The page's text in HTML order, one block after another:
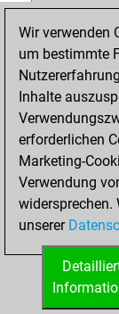
Matt auf
Bauer
Erstickte
Türme auf
STARTSEITE
Wir verwenden
um bestimmte
Inhalte
erforderlichen
Marketing-
Verwendung
widersprechen.
unserer